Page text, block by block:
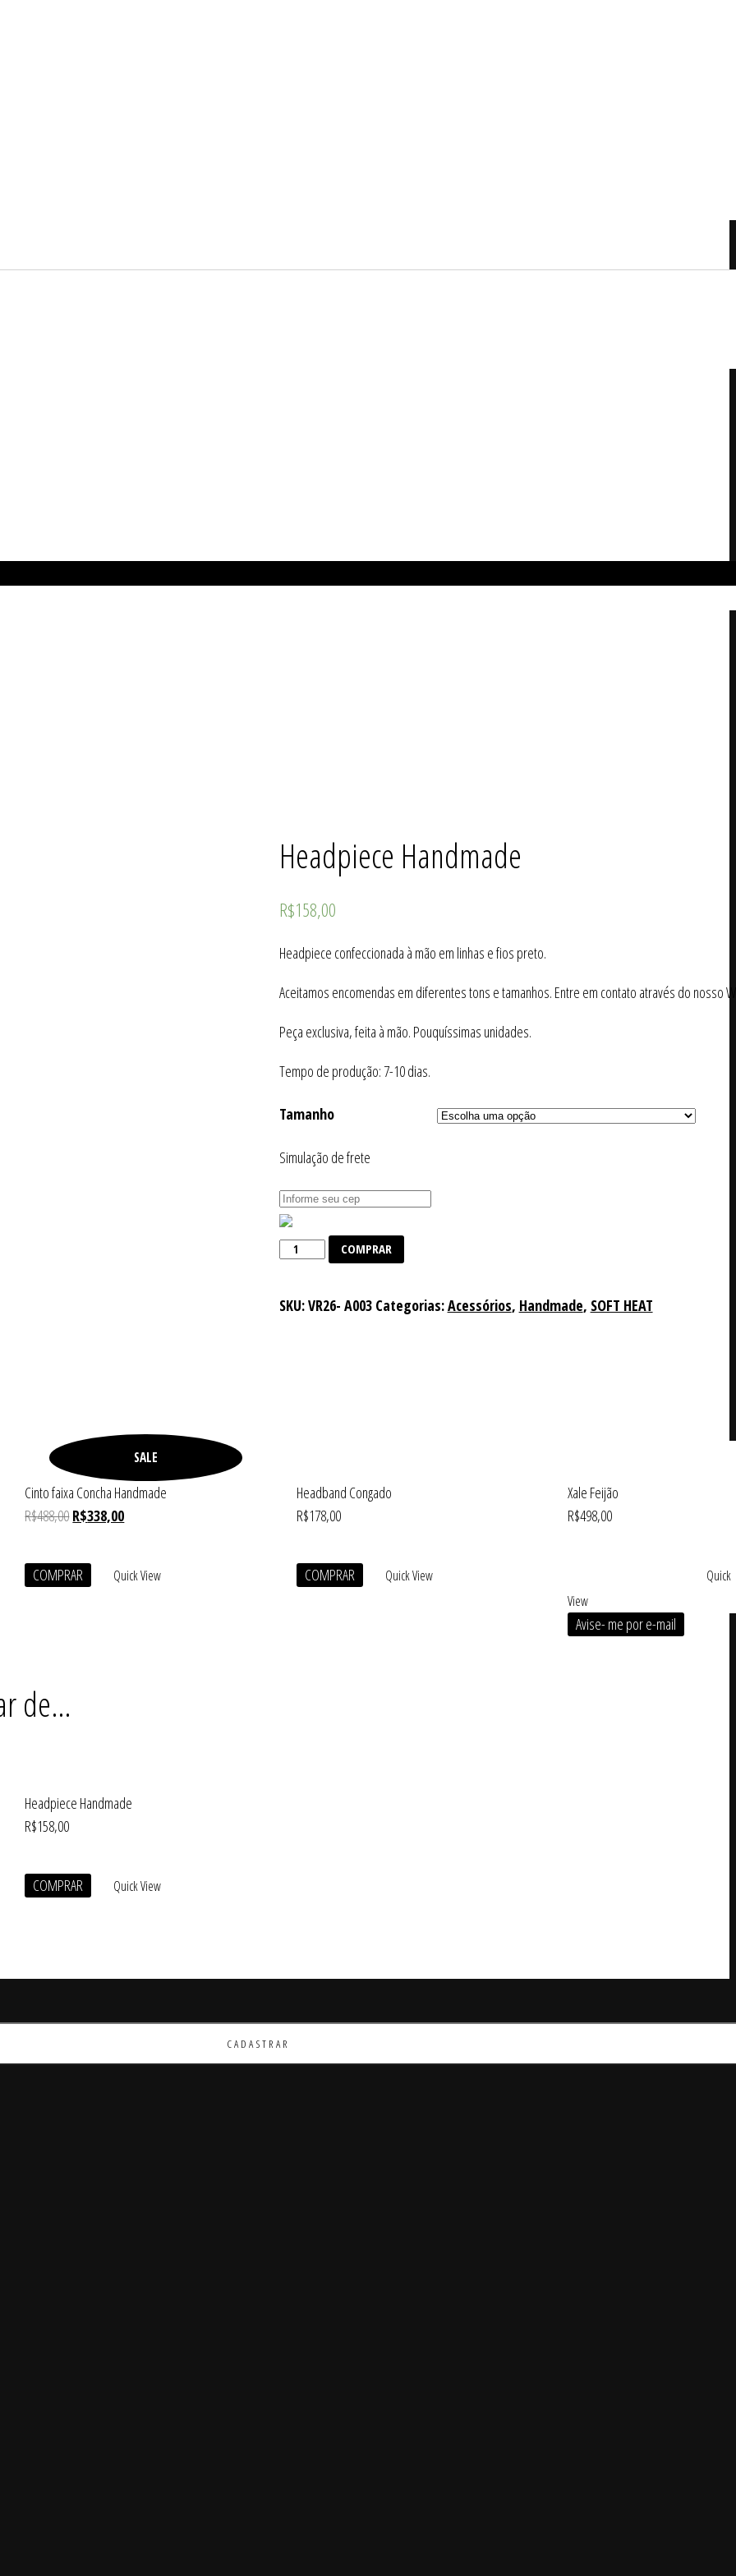
Headpiece Handmade
R$158,00
Headpiece confeccionada à mão em linhas e fios preto.
Aceitamos encomendas em diferentes tons e tamanhos. Entre em contato através do nosso
Peça exclusiva, feita à mão. Pouquíssimas unidades.
Tempo de produção: 7-10 dias.
Tamanho
Simulação de frete
Headpiece
quantidade
COMPRAR
SKU:VR26- A003 Categorias:Acessórios, Handmade, SOFT HEAT
SALE
Cinto faixa Concha Handmade
R$488,00R$338,00
COMPRAR Quick View
Headband Congado
R$178,00
COMPRAR Quick View
Xale Feijão
R$498,00
Avise- me por e-mail
Quick
View
de…
Headpiece Handmade
R$158,00
COMPRAR Quick View